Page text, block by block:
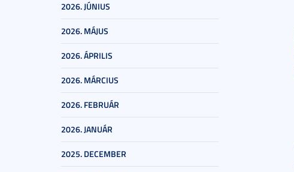
2026. JÚNIUS
2026. MÁJUS
2026. ÁPRILIS
2026. MÁRCIUS
2026. FEBRUÁR
2026. JANUÁR
2025. DECEMBER